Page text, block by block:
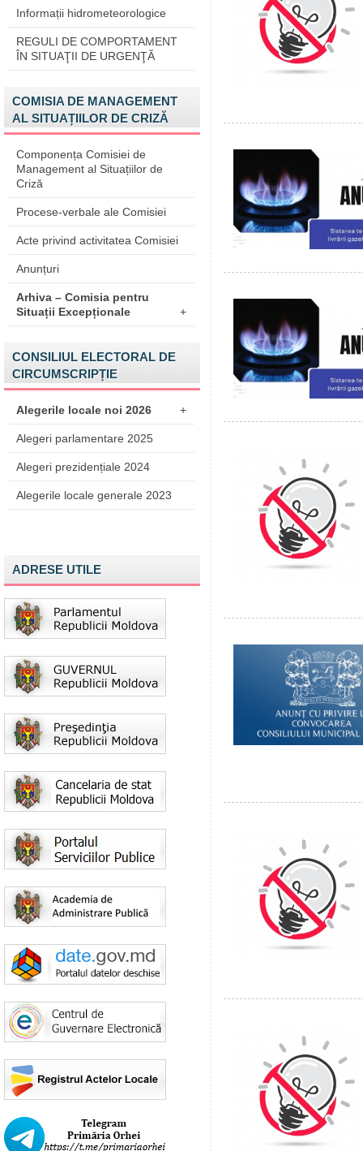
Informații hidrometeorologice
REGULI DE COMPORTAMENT
ÎN SITUAŢII DE URGENŢĂ
COMISIA DE MANAGEMENT
AL SITUAȚIILOR DE CRIZĂ
Componența Comisiei de
Management al Situațiilor de
Criză
Procese-verbale ale Comisiei
Acte privind activitatea Comisiei
Anunțuri
Arhiva – Comisia pentru
Situații Excepționale
+
CONSILIUL ELECTORAL DE
CIRCUMSCRIPȚIE
Alegerile locale noi 2026 +
Alegeri parlamentare 2025
Alegeri prezidențiale 2024
Alegerile locale generale 2023
ADRESE UTILE